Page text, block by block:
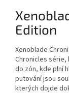
Edition
Xenoblade
Chronicles
do zón, kde plní
putování jsou
kterých dojde